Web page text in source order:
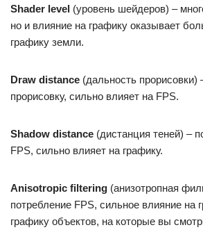
Shader level (уровень шейдеров) –
но и влияние на графику оказывает
графику земли.
Draw distance (дальность прорисовки)
прорисовку, сильно влияет на FPS.
Shadow distance (дистанция теней) –
FPS, сильно влияет на графику.
Anisotropic filtering (анизотропная
потребление FPS, сильное влияние на
графику объектов, на которые вы